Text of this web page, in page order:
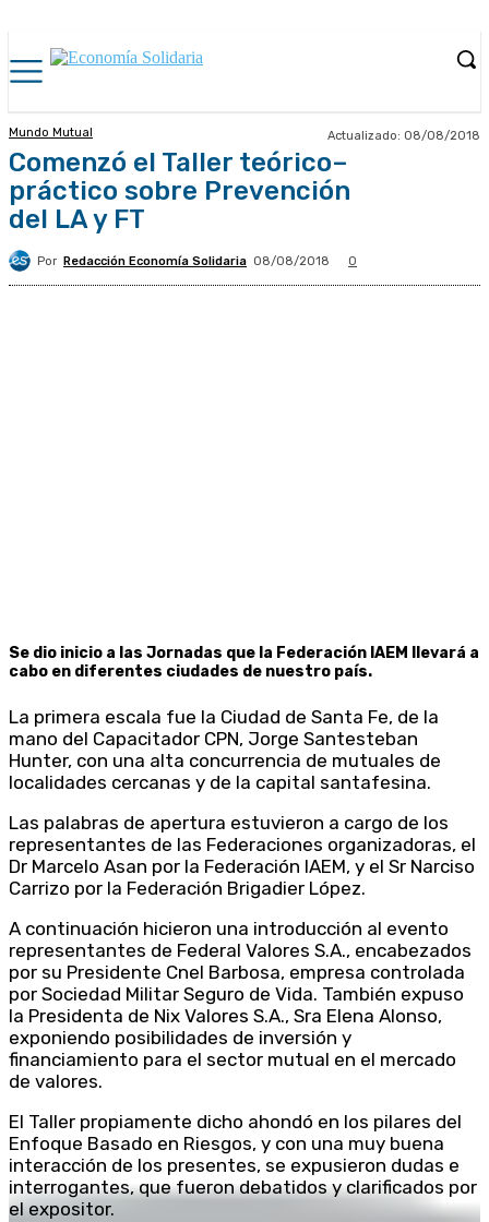
Mundo Mutual Actualizado: 08/08/2018
Comenzó el Taller teórico–
práctico sobre Prevención
del LA y FT
Por Redacción Economía Solidaria 08/08/2018 0
Se dio inicio a las Jornadas que la Federación IAEM llevará a
cabo en diferentes ciudades de nuestro país.
La primera escala fue la Ciudad de Santa Fe, de la
mano del Capacitador CPN, Jorge Santesteban
Hunter, con una alta concurrencia de mutuales de
localidades cercanas y de la capital santafesina.
Las palabras de apertura estuvieron a cargo de los
representantes de las Federaciones organizadoras, el
Dr Marcelo Asan por la Federación IAEM, y el Sr Narciso
Carrizo por la Federación Brigadier López.
A continuación hicieron una introducción al evento
representantes de Federal Valores S.A., encabezados
por su Presidente Cnel Barbosa, empresa controlada
por Sociedad Militar Seguro de Vida. También expuso
la Presidenta de Nix Valores S.A., Sra Elena Alonso,
exponiendo posibilidades de inversión y
financiamiento para el sector mutual en el mercado
de valores.
El Taller propiamente dicho ahondó en los pilares del
Enfoque Basado en Riesgos, y con una muy buena
interacción de los presentes, se expusieron dudas e
interrogantes, que fueron debatidos y clarificados por
el expositor.